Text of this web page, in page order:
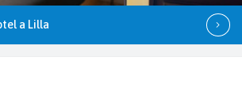
a Lilla